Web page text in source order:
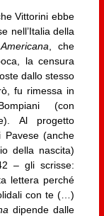
Vittorini ebbe
nell’Italia della
Americana , che
la censura
dallo stesso
fu rimessa in
(con
Al progetto
Pavese (anche
della nascita)
– gli scrisse:
lettera perché
con te (…)
dipende dalle